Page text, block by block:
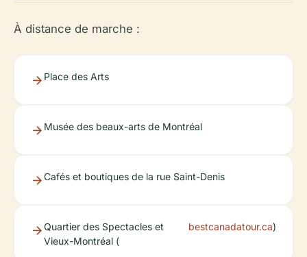
À distance de marche :
Place des Arts
Musée des beaux-arts de Montréal
Cafés et boutiques de la rue Saint-Denis
Quartier des Spectacles et
Vieux-Montréal (
bestcanadatour.ca)